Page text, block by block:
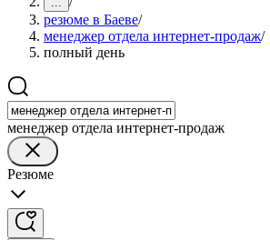
резюме в Баеве/
менеджер отдела интернет-продаж/
полный день
менеджер отдела интернет-продаж
Резюме